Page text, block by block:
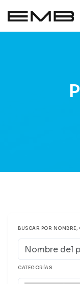
BUSCAR POR
CATEGORÍAS